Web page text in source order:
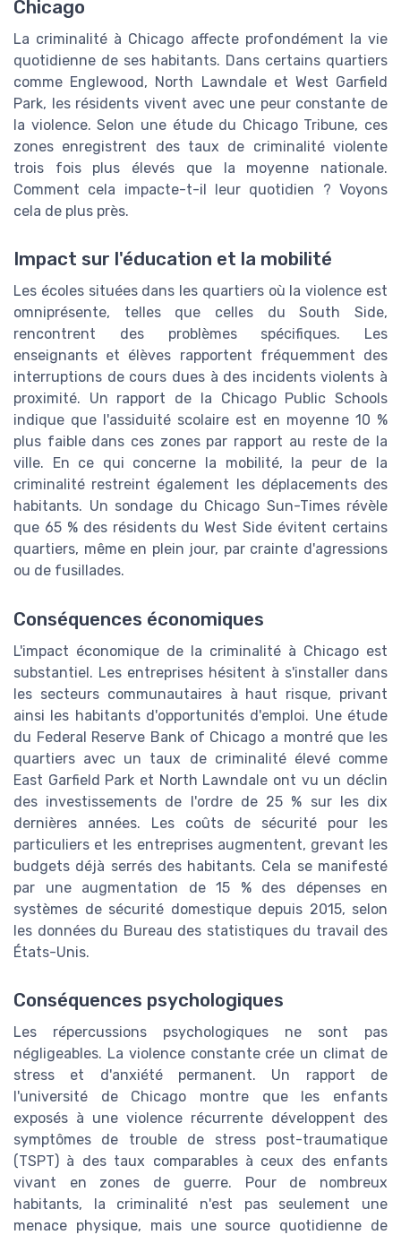
Chicago
La criminalité à Chicago affecte profondément la vie
quotidienne de ses habitants. Dans certains quartiers
comme Englewood, North Lawndale et West Garfield
Park, les résidents vivent avec une peur constante de
la violence. Selon une étude du Chicago Tribune, ces
zones enregistrent des taux de criminalité violente
trois fois plus élevés que la moyenne nationale.
Comment cela impacte-t-il leur quotidien ? Voyons
cela de plus près.
Impact sur l'éducation et la mobilité
Les écoles situées dans les quartiers où la violence est
omniprésente, telles que celles du South Side,
rencontrent des problèmes spécifiques. Les
enseignants et élèves rapportent fréquemment des
interruptions de cours dues à des incidents violents à
proximité. Un rapport de la Chicago Public Schools
indique que l'assiduité scolaire est en moyenne 10 %
plus faible dans ces zones par rapport au reste de la
ville. En ce qui concerne la mobilité, la peur de la
criminalité restreint également les déplacements des
habitants. Un sondage du Chicago Sun-Times révèle
que 65 % des résidents du West Side évitent certains
quartiers, même en plein jour, par crainte d'agressions
ou de fusillades.
Conséquences économiques
L'impact économique de la criminalité à Chicago est
substantiel. Les entreprises hésitent à s'installer dans
les secteurs communautaires à haut risque, privant
ainsi les habitants d'opportunités d'emploi. Une étude
du Federal Reserve Bank of Chicago a montré que les
quartiers avec un taux de criminalité élevé comme
East Garfield Park et North Lawndale ont vu un déclin
des investissements de l'ordre de 25 % sur les dix
dernières années. Les coûts de sécurité pour les
particuliers et les entreprises augmentent, grevant les
budgets déjà serrés des habitants. Cela se manifesté
par une augmentation de 15 % des dépenses en
systèmes de sécurité domestique depuis 2015, selon
les données du Bureau des statistiques du travail des
États-Unis.
Conséquences psychologiques
Les répercussions psychologiques ne sont pas
négligeables. La violence constante crée un climat de
stress et d'anxiété permanent. Un rapport de
l'université de Chicago montre que les enfants
exposés à une violence récurrente développent des
symptômes de trouble de stress post-traumatique
(TSPT) à des taux comparables à ceux des enfants
vivant en zones de guerre. Pour de nombreux
habitants, la criminalité n'est pas seulement une
menace physique, mais une source quotidienne de